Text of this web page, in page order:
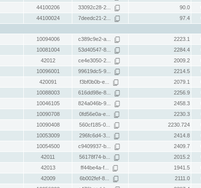
44100206 33092c28-2... 90.0
44100024 7deedc21-2... 97.4
10094006 c389c9e2-a... 2223.1
10081004 53d40547-8... 2284.4
42012 ce4e3050-2... 2009.2
10096001 99619dc5-9... 2214.5
420091 f3bf0b0b-e... 2079.1
10088003 616dd98e-8... 2256.9
10046105 824a046b-9... 2458.3
10090708 0fd56e0a-e... 2230.3
10090408 560cf185-0... 2230.724
10053009 296fc6d4-3... 2414.8
10054500 c9409937-b... 2409.7
42011 56178f74-b... 2015.2
42013 ff44be4a-f... 1941.5
42009 6b002fef-8... 2111.0